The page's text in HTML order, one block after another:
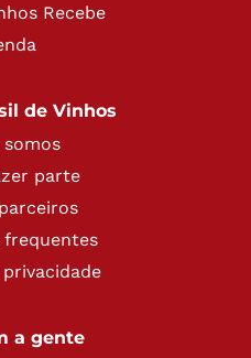
Recebe
de Vinhos
somos
parte
frequentes
a gente